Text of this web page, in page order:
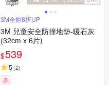
3M全館8折UP
3M 兒童安全防撞地墊-暖石灰
(32cm x 6片)
$539
5 (2)
券